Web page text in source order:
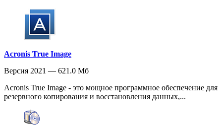
Acronis True Image
Версия 2021 — 621.0 Мб
Acronis True Image - это мощное программное обеспечение для
резервного копирования и восстановления данных,...